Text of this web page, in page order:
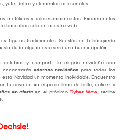
yute, fieltro y elementos artesanales.
metálicos y colores minimalistas. Encuentra los
buscabas solo en nuestra web.
y figuras tradicionales. Si estás en la búsqueda
sin duda alguna esta será una buena opción.
y compartir la alegría navideña con
encontrarás adornos navideños para todos los
Navidad un momento inolvidable. Encuentra
tu casa en un espacio lleno de brillo, calidez y
en oferta en el próximo Cyber Wow, recibe